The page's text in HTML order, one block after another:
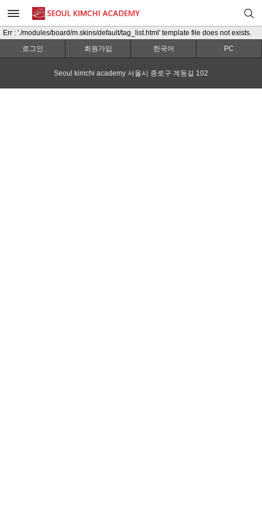
Err : './modules/board/m.skins/default/tag_list.html' template file does not exists.
로그인
회원가입 한국어 PC
Seoul kimchi academy 서울시 종로구 계동길 102